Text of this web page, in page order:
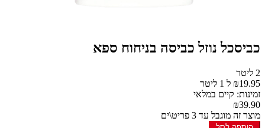
כביסכל נוזל כביסה בניחוח ספא
2 ליטר
₪19.95 ל 1 ליטר
זמינות: קיים במלאי
₪39.90
מוצר זה מוגבל עד 3 פריט\ים